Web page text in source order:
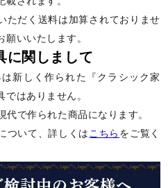
ただく送料は加算されておりませ
いいたします。
に関しまして
新しく作られた『クラシック家
はありません。
代で作られた商品になります。
ついて、詳しくは こちら をご覧く